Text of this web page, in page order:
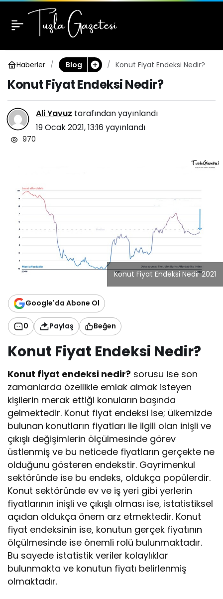
Haberler Blog Konut Fiyat Endeksi Nedir?
Konut Fiyat Endeksi Nedir?
Ali Yavuz tarafından yayınlandı
19 Ocak 2021, 13:16yayınlandı
970
Konut Fiyat Endeksi Nedir 2021
Google'da Abone Ol
0 Paylaş Beğen
Konut Fiyat Endeksi Nedir?
Konut fiyat endeksi nedir? sorusu ise son
zamanlarda özellikle emlak almak isteyen
kişilerin merak ettiği konuların başında
gelmektedir. Konut fiyat endeksi ise; ülkemizde
bulunan konutların fiyatları ile ilgili olan inişli ve
çıkışlı değişimlerin ölçülmesinde görev
üstlenmiş ve bu neticede fiyatların gerçekte ne
olduğunu gösteren endekstir. Gayrimenkul
sektöründe ise bu endeks, oldukça popülerdir.
Konut sektöründe ev ve iş yeri gibi yerlerin
fiyatlarının inişli ve çıkışlı olması ise, istatistiksel
açıdan oldukça önem arz etmektedir. Konut
fiyat endeksinin ise, konutun gerçek fiyatının
ölçülmesinde ise önemli rolü bulunmaktadır.
Bu sayede istatistik veriler kolaylıklar
bulunmakta ve konutun fiyatı belirlenmiş
olmaktadır.
Konut Fiyat Endeksi